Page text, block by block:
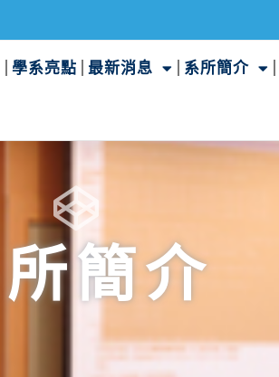
學系亮點 最新消息 系所簡介
簡介